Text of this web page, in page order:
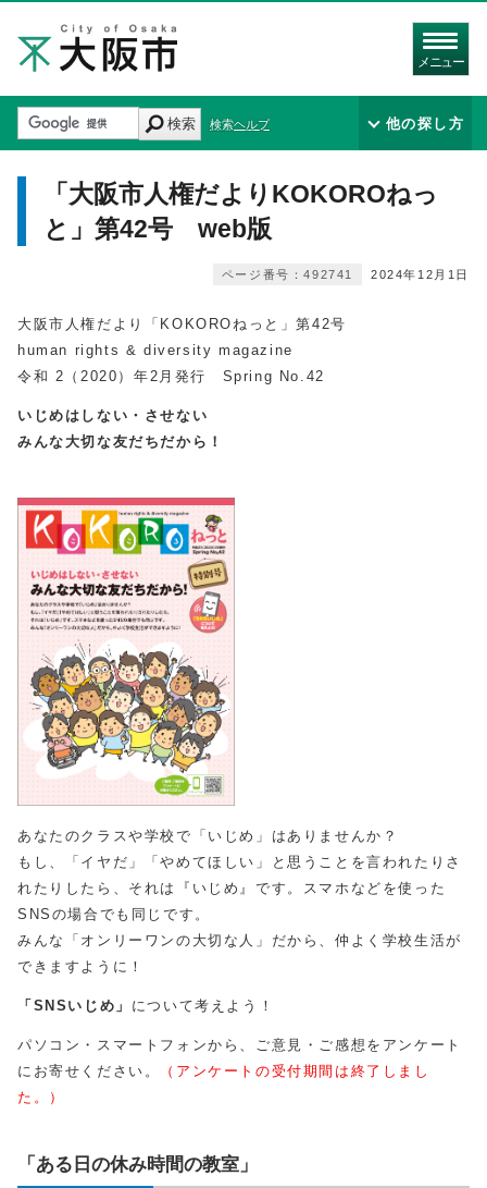
メニュー
検索 検索ヘルプ 他の探し方
「大阪市人権だよりKOKOROねっ
と」第42号 web版
2024年12月1日
ページ番号：492741
大阪市人権だより「KOKOROねっと」第42号
human rights & diversity magazine
令和 2（2020）年2月発行 Spring No.42
いじめはしない・させない
みんな大切な友だちだから！
あなたのクラスや学校で「いじめ」はありませんか？
もし、「イヤだ」「やめてほしい」と思うことを言われたりさ
れたりしたら、それは『いじめ』です。スマホなどを使った
SNSの場合でも同じです。
みんな「オンリーワンの大切な人」だから、仲よく学校生活が
できますように！
「SNSいじめ」 について考えよう！
パソコン・スマートフォンから、ご意見・ご感想をアンケート
にお寄せください。
（アンケートの受付期間は終了しまし
た。）
「ある日の休み時間の教室」